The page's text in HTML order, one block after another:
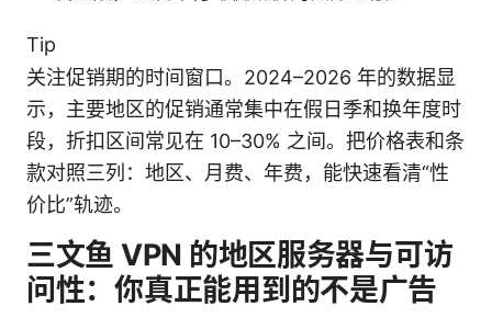
Tip
关注促销期的时间窗口。2024–2026 年的数据显
示，主要地区的促销通常集中在假日季和换年度时
段，折扣区间常见在 10–30% 之间。把价格表和条
款对照三列：地区、月费、年费，能快速看清“性
价比”轨迹。
三文鱼 VPN 的地区服务器与可访
问性：你真正能用到的不是广告